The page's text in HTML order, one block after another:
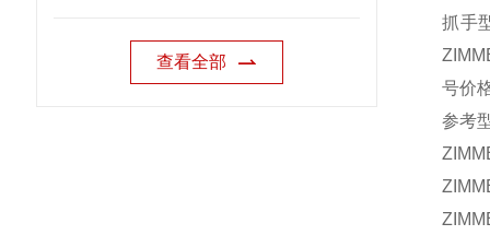
查看全部
抓手
号价
参考